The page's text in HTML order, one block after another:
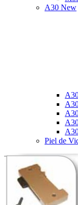
A30 New
Piel de